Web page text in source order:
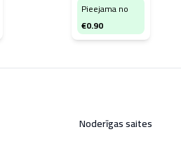
Pieejama no
€0.90
Noderīgas saites